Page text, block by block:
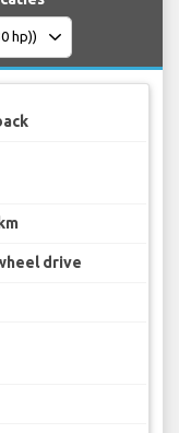
drive